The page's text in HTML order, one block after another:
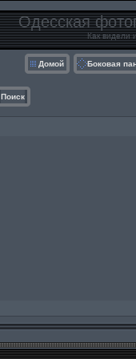
Одесская
Как видели
Домой Боковая
Поиск